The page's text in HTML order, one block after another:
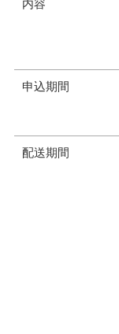
内容
申込期間
配送期間